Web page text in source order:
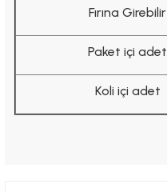
Fırına Girebilir
Paket içi adet
Koli içi adet